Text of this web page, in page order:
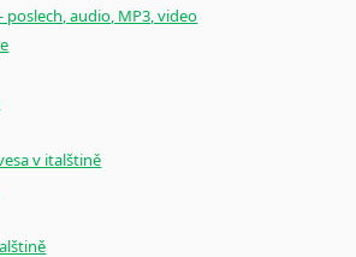
poslech, audio, MP3, video
v italštině